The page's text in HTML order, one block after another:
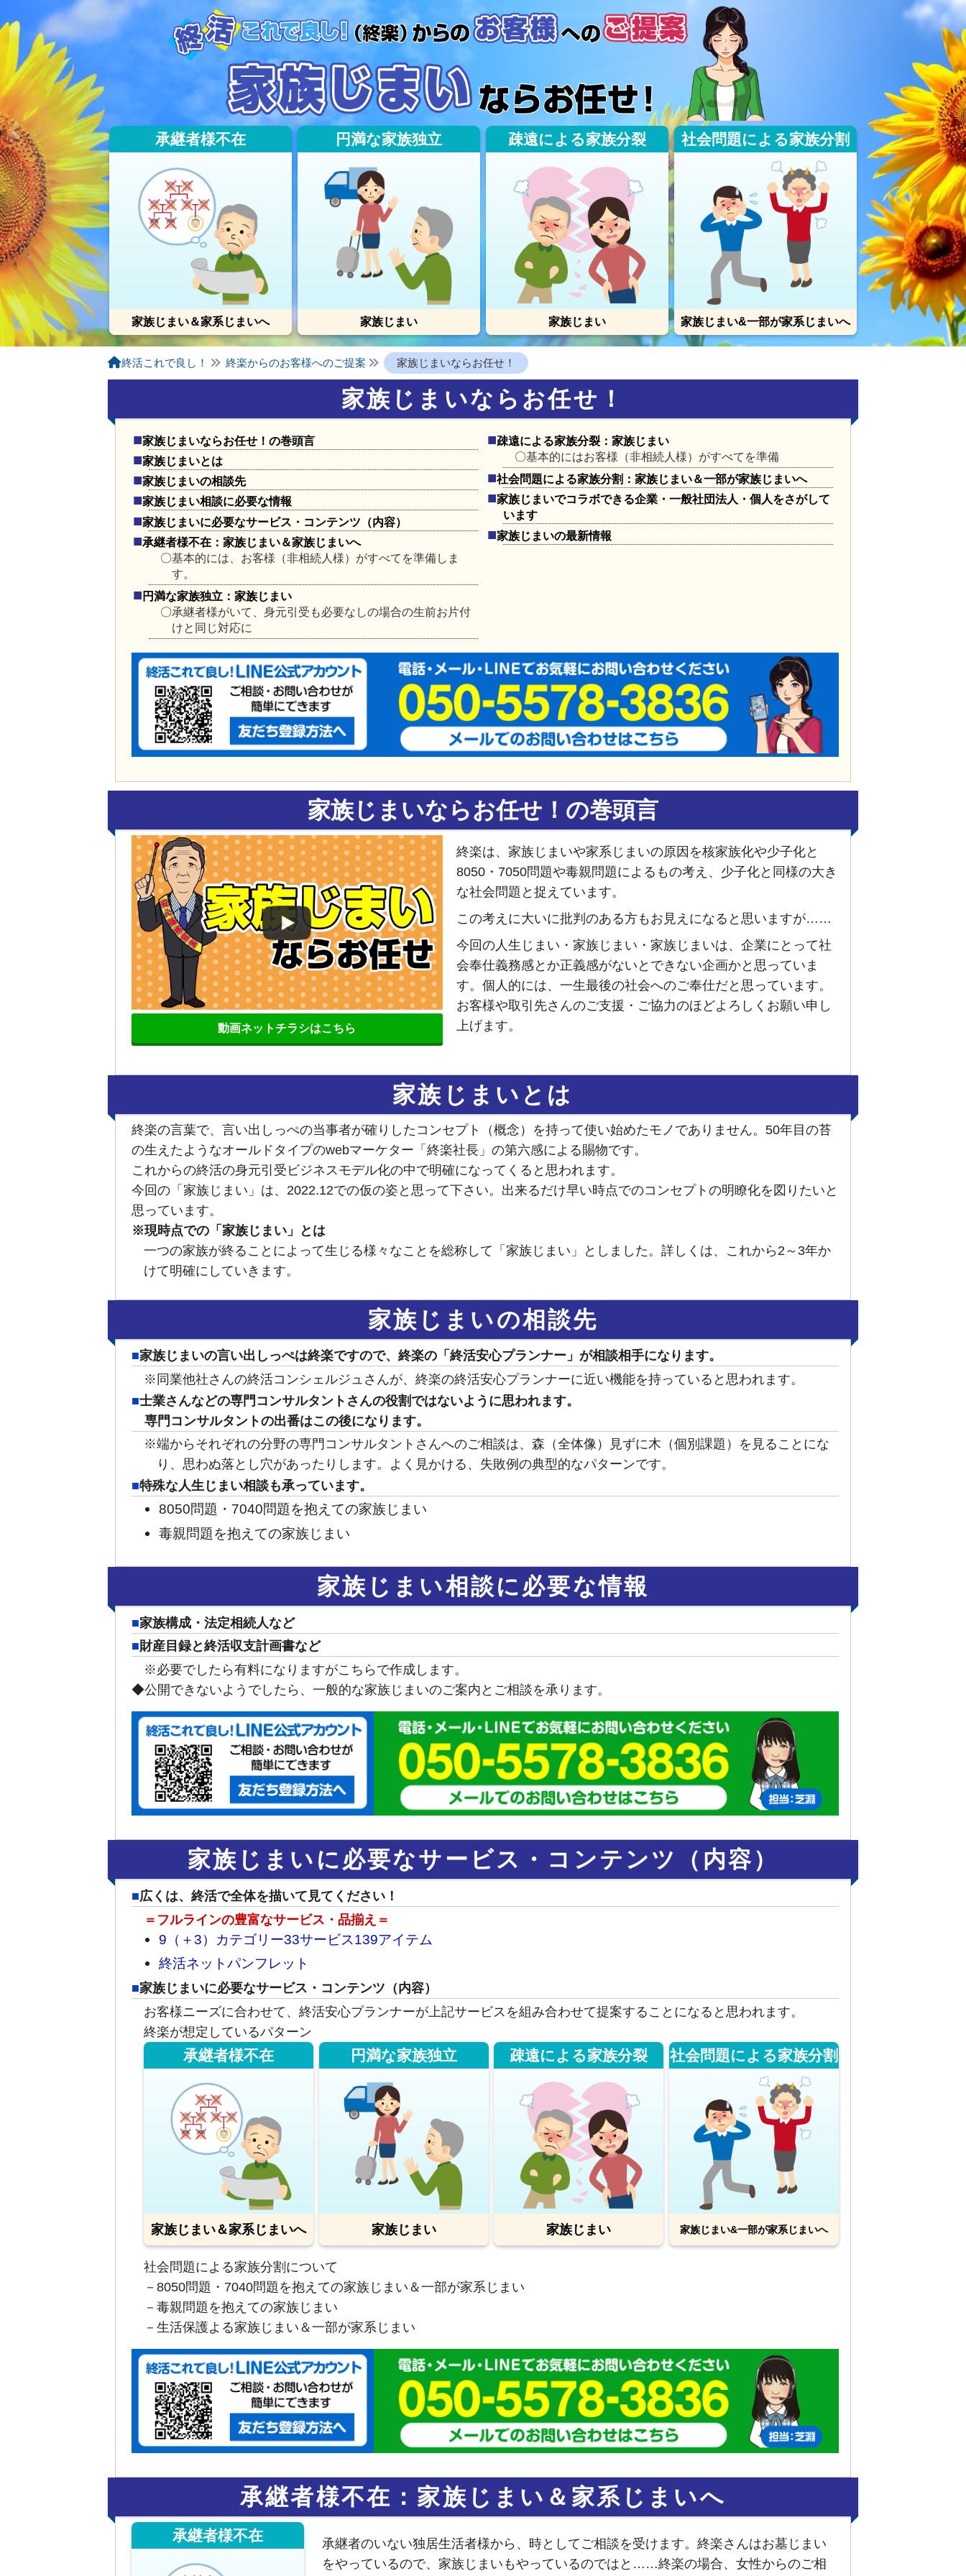
承継者様不在
家族じまい＆家系じまいへ
円満な家族独立
家族じまい
疎遠による家族分裂
家族じまい
社会問題による家族分割
家族じまい&一部が家系じまいへ
終活これで良し！ 終楽からのお客様へのご提案 家族じまいならお任せ！
家族じまいならお任せ！
家族じまいならお任せ！の巻頭言
家族じまいとは
家族じまいの相談先
家族じまい相談に必要な情報
家族じまいに必要なサービス・コンテンツ（内容）
承継者様不在：家族じまい＆家族じまいへ
基本的には、お客様（非相続人様）がすべてを準備しま
す。
円満な家族独立：家族じまい
承継者様がいて、身元引受も必要なしの場合の生前お片付
けと同じ対応に
疎遠による家族分裂：家族じまい
基本的にはお客様（非相続人様）がすべてを準備
社会問題による家族分割：家族じまい＆一部が家族じまいへ
家族じまいでコラボできる企業・一般社団法人・個人をさがして
います
家族じまいの最新情報
家族じまいならお任せ！の巻頭言
動画ネットチラシはこちら
終楽は、家族じまいや家系じまいの原因を核家族化や少子化と
8050・7050問題や毒親問題によるもの考え、少子化と同様の大き
な社会問題と捉えています。
この考えに大いに批判のある方もお見えになると思いますが……
今回の人生じまい・家族じまい・家族じまいは、企業にとって社
会奉仕義務感とか正義感がないとできない企画かと思っていま
す。個人的には、一生最後の社会へのご奉仕だと思っています。
お客様や取引先さんのご支援・ご協力のほどよろしくお願い申し
上げます。
家族じまいとは
終楽の言葉で、言い出しっぺの当事者が確りしたコンセプト（概念）を持って使い始めたモノでありません。50年目の苔
の生えたようなオールドタイプのwebマーケター「終楽社長」の第六感による賜物です。
これからの終活の身元引受ビジネスモデル化の中で明確になってくると思われます。
今回の「家族じまい」は、2022.12での仮の姿と思って下さい。出来るだけ早い時点でのコンセプトの明瞭化を図りたいと
思っています。
※現時点での「家族じまい」とは
一つの家族が終ることによって生じる様々なことを総称して「家族じまい」としました。詳しくは、これから2～3年か
けて明確にしていきます。
家族じまいの相談先
家族じまいの言い出しっぺは終楽ですので、終楽の「終活安心プランナー」が相談相手になります。
※同業他社さんの終活コンシェルジュさんが、終楽の終活安心プランナーに近い機能を持っていると思われます。
士業さんなどの専門コンサルタントさんの役割ではないように思われます。
専門コンサルタントの出番はこの後になります。
※端からそれぞれの分野の専門コンサルタントさんへのご相談は、森（全体像）見ずに木（個別課題）を見ることにな
り、思わぬ落とし穴があったりします。よく見かける、失敗例の典型的なパターンです。
特殊な人生じまい相談も承っています。
8050問題・7040問題を抱えての家族じまい
毒親問題を抱えての家族じまい
家族じまい相談に必要な情報
家族構成・法定相続人など
財産目録と終活収支計画書など
※必要でしたら有料になりますがこちらで作成します。
◆公開できないようでしたら、一般的な家族じまいのご案内とご相談を承ります。
家族じまいに必要なサービス・コンテンツ（内容）
広くは、終活で全体を描いて見てください！
＝フルラインの豊富なサービス・品揃え＝
9（＋3）カテゴリー33サービス139アイテム
終活ネットパンフレット
家族じまいに必要なサービス・コンテンツ（内容）
お客様ニーズに合わせて、終活安心プランナーが上記サービスを組み合わせて提案することになると思われます。
終楽が想定しているパターン
承継者様不在
家族じまい＆家系じまいへ
円満な家族独立
家族じまい
疎遠による家族分裂
家族じまい
社会問題による家族分割
家族じまい&一部が家系じまいへ
社会問題による家族分割について
－8050問題・7040問題を抱えての家族じまい＆一部が家系じまい
－毒親問題を抱えての家族じまい
－生活保護よる家族じまい＆一部が家系じまい
承継者様不在：家族じまい＆家系じまいへ
承継者様不在
承継者のいない独居生活者様から、時としてご相談を受けます。終楽さんはお墓じまい
をやっているので、家族じまいもやっているのではと……終楽の場合、女性からのご相